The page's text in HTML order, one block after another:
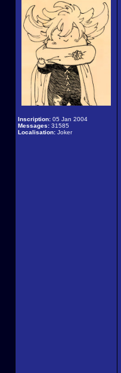
Inscription: 05 Jan 2004
Messages: 31585
Localisation: Joker